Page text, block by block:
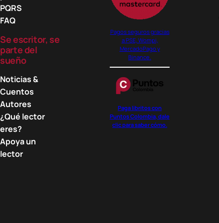
la
producto
la
página
de
producto
PQRS
FAQ
Se escritor, se
parte del
sueño
Noticias &
Cuentos
Autores
¿Qué lector
eres?
Apoya un
lector
Pagos seguros gracias
a PSE, Wompi,
MercadoPago y
Binance.
Paga libritos con
Puntos Colombia, dale
clic para saber cómo.